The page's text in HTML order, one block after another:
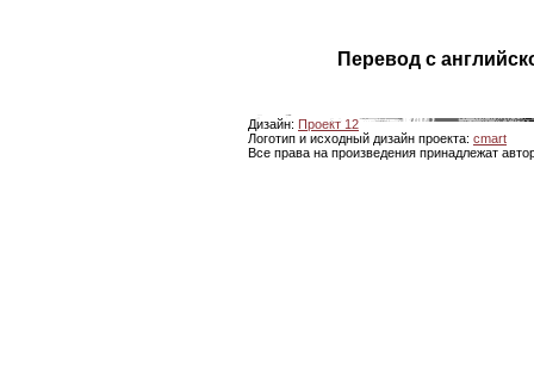
Перевод с
Дизайн: Проект 12
Логотип и исходный дизайн проекта: cmart
Все права на произведения принадлежат